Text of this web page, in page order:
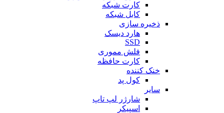
کارت شبکه
کابل شبکه
ذخیره سازی
هارد دیسک
SSD
فلش مموری
کارت حافظه
خنک کننده
کول پد
سایر
شارژر لپ تاپ
اسپیکر